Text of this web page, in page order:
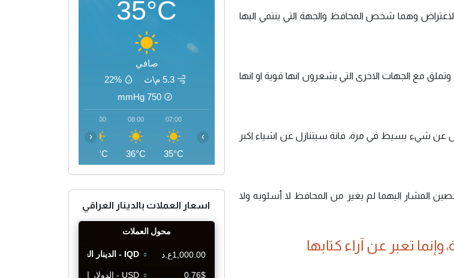
وهما شخص المحافظ والجهة التي ينتمي اليها
مع الجهات الاخرى التي يشعرون انها قوية او انها
عن شيء بسيط في مرة، فانة سيتنازل عن اشياء اكبر
المشار اليهما لم يغير من المحافظ لا أسلوبه ولا
تعبر عن آراء كتابها
35°C
صافي
5.3 م\ث
22%
750
mmHg
07:00
35°C
08:00
36°C
09:00
39°C
‹ ›
اسعار العملات بالدينار العراقي